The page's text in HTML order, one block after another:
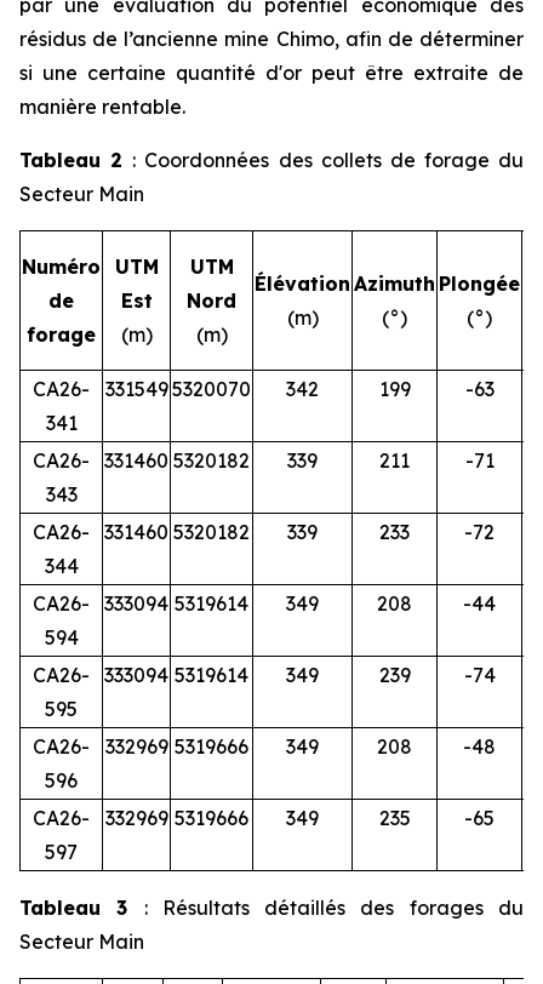
par une évaluation du potentiel économique des
résidus de l’ancienne mine Chimo, afin de déterminer
si une certaine quantité d'or peut être extraite de
manière rentable.
Tableau 2 : Coordonnées des collets de forage du
Secteur Main
Numéro
de
forage
UTM
Est
(m)
UTM
Nord
(m)
Élévation
(m)
Azimuth
(°)
Plongée
(°)
CA26-
341
3315495320070 342 199 -63
CA26-
343
331460 5320182 339 211 -71
CA26-
344
331460 5320182 339 233 -72
CA26-
594
333094 5319614 349 208 -44
CA26-
595
333094 5319614 349 239 -74
CA26-
596
332969 5319666 349 208 -48
CA26-
597
332969 5319666 349 235 -65
Tableau 3 : Résultats détaillés des forages du
Secteur Main